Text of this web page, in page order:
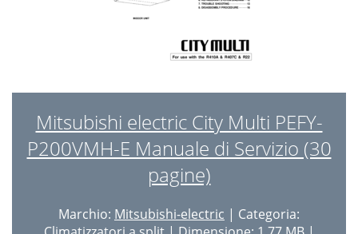
Mitsubishi electric City Multi PEFY-
P200VMH-E Manuale di Servizio (30
pagine)
Marchio: Mitsubishi-electric | Categoria: